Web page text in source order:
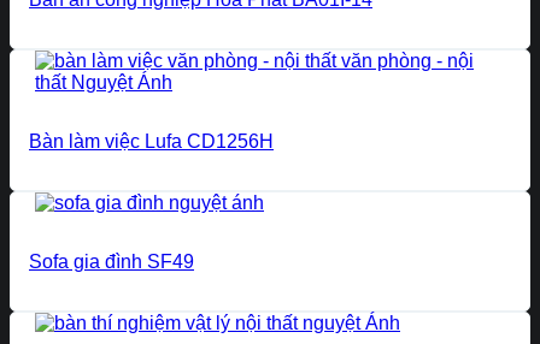
Bàn làm việc Lufa CD1256H
Sofa gia đình SF49